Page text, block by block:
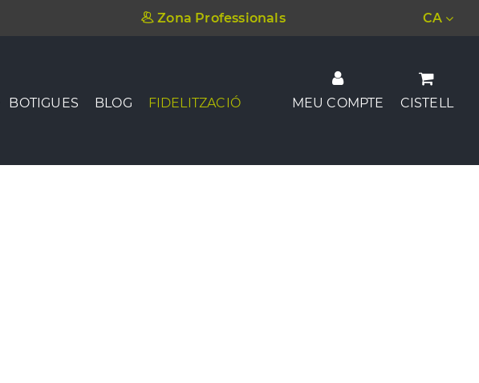
Zona Professionals CA
BOTIGUES BLOG FIDELITZACIÓ MEU COMPTE CISTELL